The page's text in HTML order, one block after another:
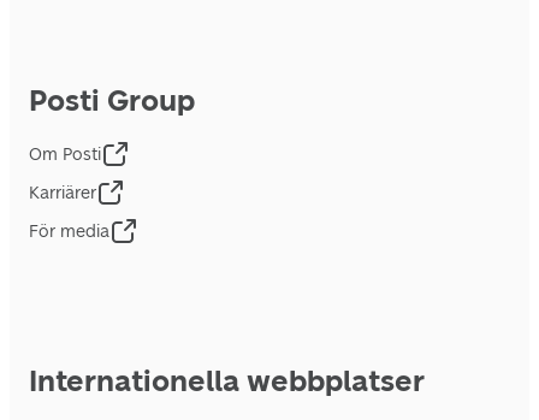
Posti Group
Om Posti
Karriärer
För media
Internationella webbplatser